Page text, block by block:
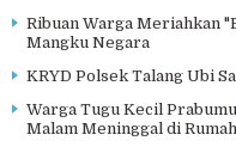
Ribuan Warga Meriahkan
Mangku Negara
KRYD Polsek Talang Ubi
Warga Tugu Kecil
Malam Meninggal di